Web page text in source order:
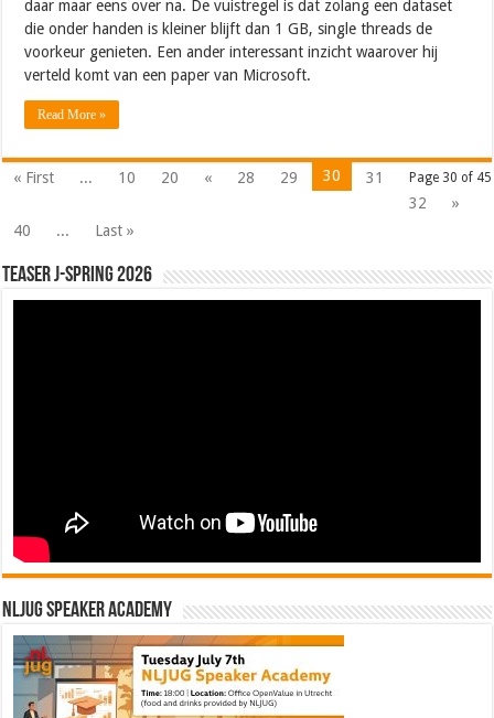
daar maar eens over na. De vuistregel is dat zolang een dataset
die onder handen is kleiner blijft dan 1 GB, single threads de
voorkeur genieten. Een ander interessant inzicht waarover hij
verteld komt van een paper van Microsoft.
Read More »
Page 30 of 45
« First ... 10 20 « 28 29 30
31
32
»
40
... Last »
Teaser J-Spring 2026
NLJUG Speaker Academy